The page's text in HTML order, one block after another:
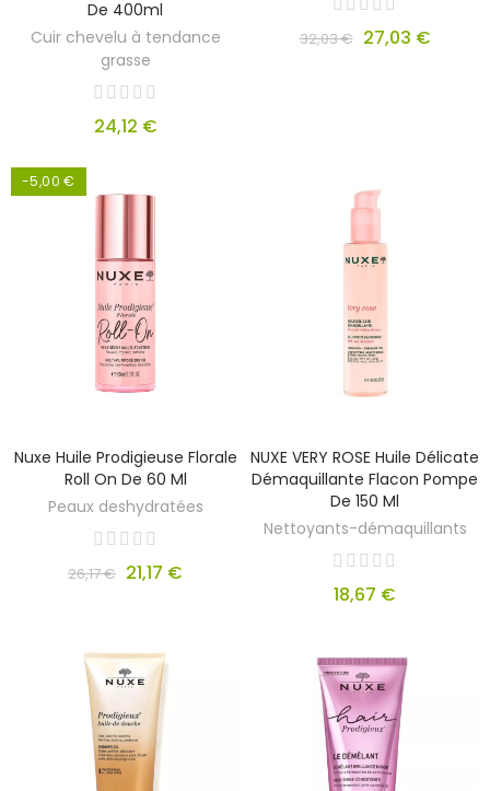
De 400ml
Cuir chevelu à tendance
grasse
24,12 €
32,03 € 27,03 €
-5,00 €
Nuxe Huile Prodigieuse Florale
Roll On De 60 Ml
Peaux deshydratées
26,17 € 21,17 €
NUXE VERY ROSE Huile Délicate
Démaquillante Flacon Pompe
De 150 Ml
Nettoyants-démaquillants
18,67 €